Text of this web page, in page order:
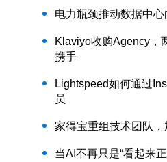
电力瓶颈推动数据中
Klaviyo收购Agency，
携手
Lightspeed如何通过
员
家得宝重组技术团队
当AI不再只是“看起来